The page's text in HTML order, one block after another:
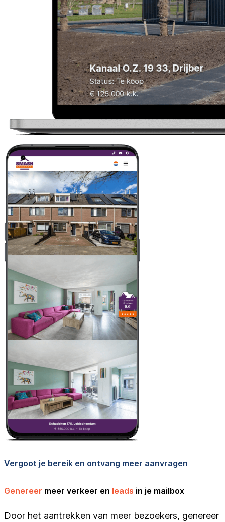
Vergoot je bereik en ontvang meer aanvragen
Genereer meer verkeer en leads in je mailbox
Door het aantrekken van meer bezoekers, genereer